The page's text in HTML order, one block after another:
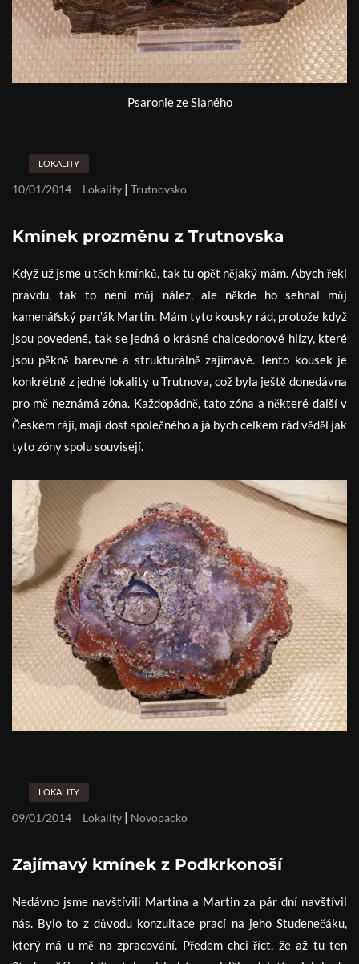
Psaronie ze Slaného
LOKALITY
10/01/2014 Lokality | Trutnovsko
Kmínek prozměnu z Trutnovska
Když už jsme u těch kmínků, tak tu opět nějaký mám. Abych řekl
pravdu, tak to není můj nález, ale někde ho sehnal můj
kamenářský parťák Martin. Mám tyto kousky rád, protože když
jsou povedené, tak se jedná o krásné chalcedonové hlízy, které
jsou pěkně barevné a strukturálně zajímavé. Tento kousek je
konkrétně z jedné lokality u Trutnova, což byla ještě donedávna
pro mě neznámá zóna. Každopádně, tato zóna a některé další v
Českém ráji, mají dost společného a já bych celkem rád věděl jak
tyto zóny spolu souvisejí.
LOKALITY
09/01/2014 Lokality Novopacko
Zajímavý kmínek z Podkrkonoší
Nedávno jsme navštívili Martina a Martin za pár dní navštívil
nás. Bylo to z důvodu konzultace prací na jeho Studenečáku,
který má u mě na zpracování. Předem chci říct, že až tu ten